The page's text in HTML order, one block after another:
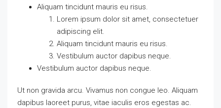
Aliquam tincidunt mauris eu risus.
Lorem ipsum dolor sit amet, consectetuer
adipiscing elit.
Aliquam tincidunt mauris eu risus.
Vestibulum auctor dapibus neque.
Vestibulum auctor dapibus neque.
Ut non gravida arcu. Vivamus non congue leo. Aliquam
dapibus laoreet purus, vitae iaculis eros egestas ac.